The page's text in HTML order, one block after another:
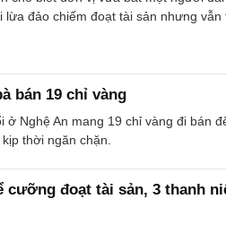
lừa đảo chiếm đoạt tài sản nhưng vẫn
bán 19 chỉ vàng
ở Nghệ An mang 19 chỉ vàng đi bán
thời ngăn chặn.
cưỡng đoạt tài sản, 3 thanh